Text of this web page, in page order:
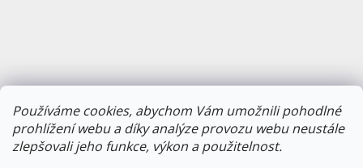
Používáme cookies, abychom Vám umožnili pohodlné
prohlížení webu a díky analýze provozu webu neustále
zlepšovali jeho funkce, výkon a použitelnost.